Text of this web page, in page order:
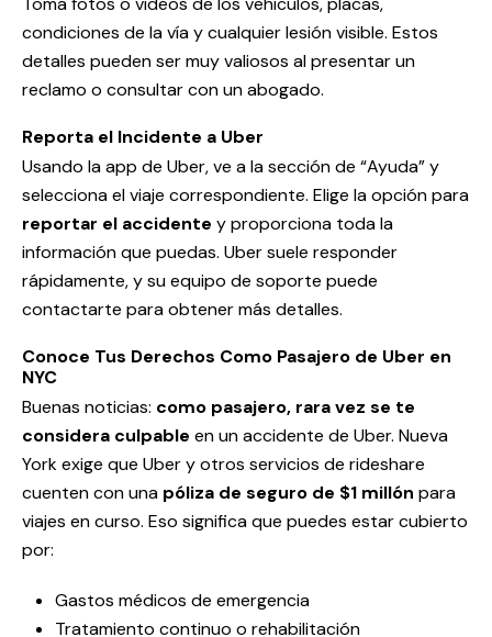
condiciones de la vía y cualquier lesión visible. Estos
detalles pueden ser muy valiosos al presentar un
reclamo o consultar con un abogado.
Reporta el Incidente a Uber
Usando la app de Uber, ve a la sección de “Ayuda” y
selecciona el viaje correspondiente. Elige la opción para
reportar el accidente y proporciona toda la
información que puedas. Uber suele responder
rápidamente, y su equipo de soporte puede
contactarte para obtener más detalles.
Conoce Tus Derechos Como Pasajero de Uber en
NYC
Buenas noticias: como pasajero, rara vez se te
considera culpable en un accidente de Uber. Nueva
York exige que Uber y otros servicios de rideshare
cuenten con una póliza de seguro de $1 millón para
viajes en curso. Eso significa que puedes estar cubierto
por:
Gastos médicos de emergencia
Tratamiento continuo o rehabilitación